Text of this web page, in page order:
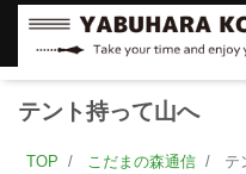
テント持って山へ
TOP こだまの森通信 テ